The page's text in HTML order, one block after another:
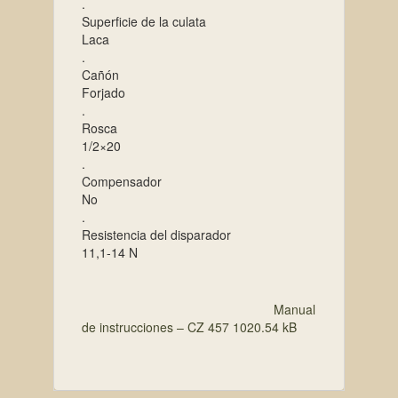
Superficie de la culata
Laca
.
Cañón
Forjado
.
Rosca
1/2×20
.
Compensador
No
.
Resistencia del disparador
11,1-14 N
Manual
de instrucciones – CZ 457 1020.54 kB